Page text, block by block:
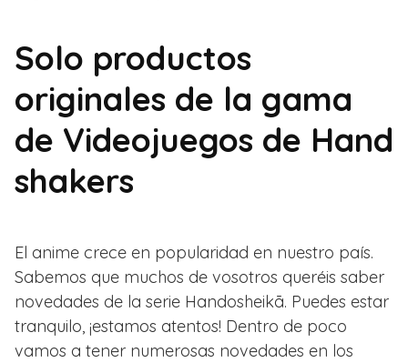
Solo productos
originales de la gama
de Videojuegos de Hand
shakers
El anime crece en popularidad en nuestro país.
Sabemos que muchos de vosotros queréis saber
novedades de la serie Handosheikā. Puedes estar
tranquilo, ¡estamos atentos! Dentro de poco
vamos a tener numerosas novedades en los